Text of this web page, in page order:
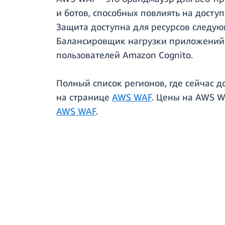
и ботов, способных повлиять на
Защита доступна для ресурсов
Балансировщик нагрузки
пользователей Amazon Cognito.
Полный список регионов, где сейчас
на странице AWS WAF. Цены на AWS
AWS WAF.